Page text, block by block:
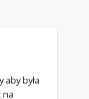
była
na